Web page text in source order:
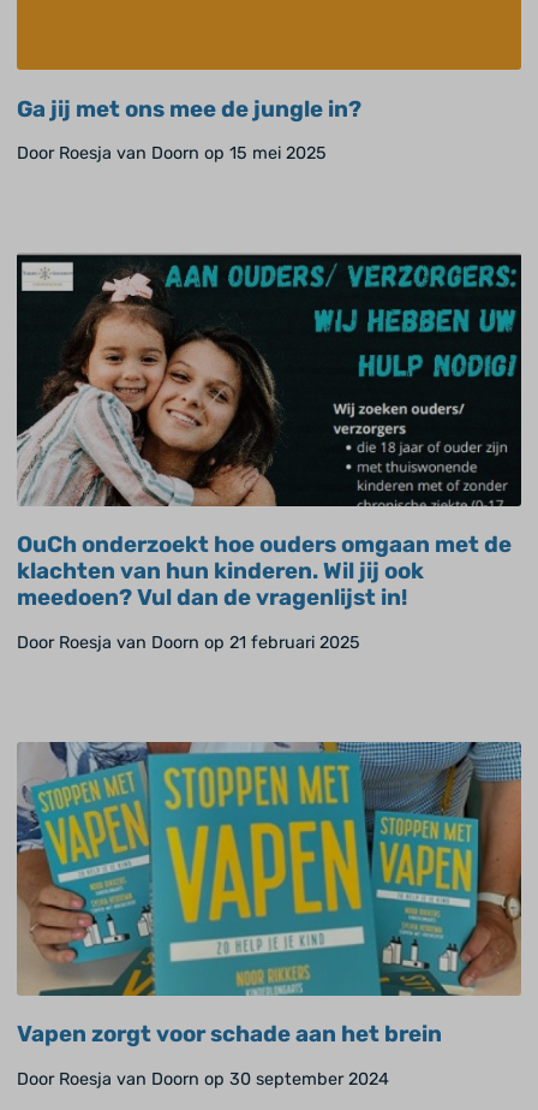
Ga jij met ons mee de jungle in?
Door Roesja van Doorn op 15 mei 2025
OuCh onderzoekt hoe ouders omgaan met de
klachten van hun kinderen. Wil jij ook
meedoen? Vul dan de vragenlijst in!
Door Roesja van Doorn op 21 februari 2025
Vapen zorgt voor schade aan het brein
Door Roesja van Doorn op 30 september 2024